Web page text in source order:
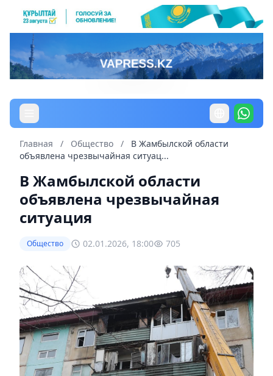
Главная / Общество /
В Жамбылской области
объявлена чрезвычайная ситуац...
В Жамбылской области
объявлена чрезвычайная
ситуация
Общество 02.01.2026, 18:00 705